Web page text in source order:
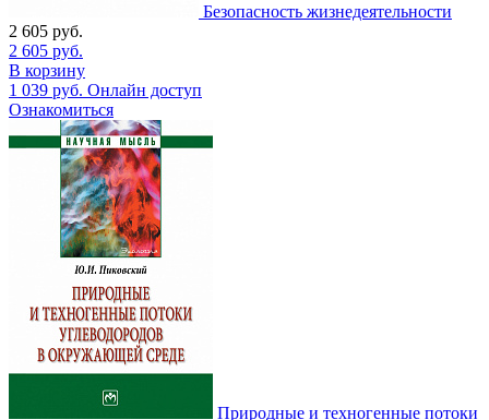
Безопасность жизнедеятельности
2 605 руб.
2 605 руб.
В корзину
1 039 руб. Онлайн доступ
Ознакомиться
Природные и техногенные потоки